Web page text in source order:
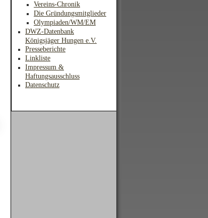
Vereins-Chronik
Die Gründungsmitglieder
Olympiaden/WM/EM
DWZ-Datenbank
Königsjäger Hungen e.V.
Presseberichte
Linkliste
Impressum &
Haftungsausschluss
Datenschutz